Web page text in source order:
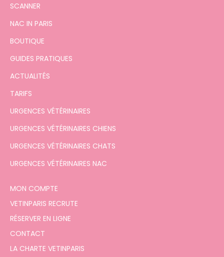
SCANNER
NAC IN PARIS
BOUTIQUE
GUIDES PRATIQUES
ACTUALITÉS
TARIFS
URGENCES VÉTÉRINAIRES
URGENCES VÉTÉRINAIRES CHIENS
URGENCES VÉTÉRINAIRES CHATS
URGENCES VÉTÉRINAIRES NAC
MON COMPTE
VETINPARIS RECRUTE
RÉSERVER EN LIGNE
CONTACT
LA CHARTE VETINPARIS